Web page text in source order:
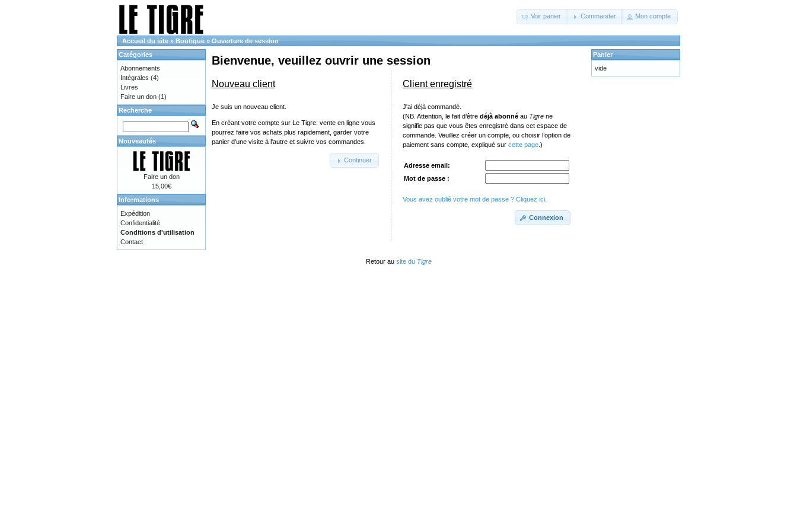
Voir panier Commander Mon compte
Accueil du site » Boutique » Ouverture de session
Bienvenue, veuillez ouvrir une session
Nouveau client
Je suis un nouveau client.
En créant votre compte sur Le Tigre: vente en ligne vous
pourrez faire vos achats plus rapidement, garder votre
panier d'une visite à l'autre et suivre vos commandes.
Continuer
Client enregistré
J'ai déjà commandé.
(NB. Attention, le fait d’êtredéjà abonné au Tigre ne
signifie pas que vous êtes enregistré dans cet espace de
commande. Veuillez créer un compte, ou choisir l’option de
paiement sans compte, expliqué surcette page .)
Adresse email:
Mot de passe :
Vous avez oublié votre mot de passe ? Cliquez ici.
Connexion
Catégories
Abonnements
Intégrales (4)
Livres
Faire un don (1)
Recherche
Nouveautés
Faire un don
15,00€
Informations
Expédition
Confidentialité
Conditions d'utilisation
Contact
Panier
vide
Retour au site du Tigre